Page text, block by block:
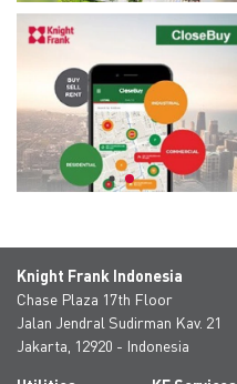
Knight Frank Indonesia
Chase Plaza 17th Floor
Jalan Jendral Sudirman Kav. 21
Jakarta, 12920 - Indonesia